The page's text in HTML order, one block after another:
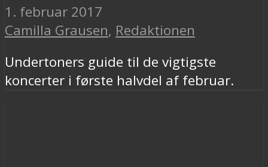
1. februar 2017
Camilla Grausen, Redaktionen
Undertoners guide til de vigtigste
koncerter i første halvdel af februar.